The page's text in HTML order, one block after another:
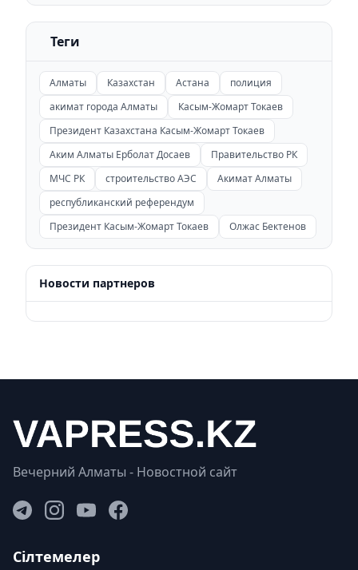
Теги
Алматы Казахстан Астана
полиция
акимат города Алматы
Касым-Жомарт Токаев
Президент Казахстана Касым-Жомарт Токаев
Аким Алматы Ерболат Досаев
Правительство РК
МЧС РК
строительство АЭС
Акимат Алматы
республиканский референдум
Президент Касым-Жомарт Токаев
Олжас Бектенов
Новости партнеров
Вечерний Алматы - Новостной сайт
Сілтемелер